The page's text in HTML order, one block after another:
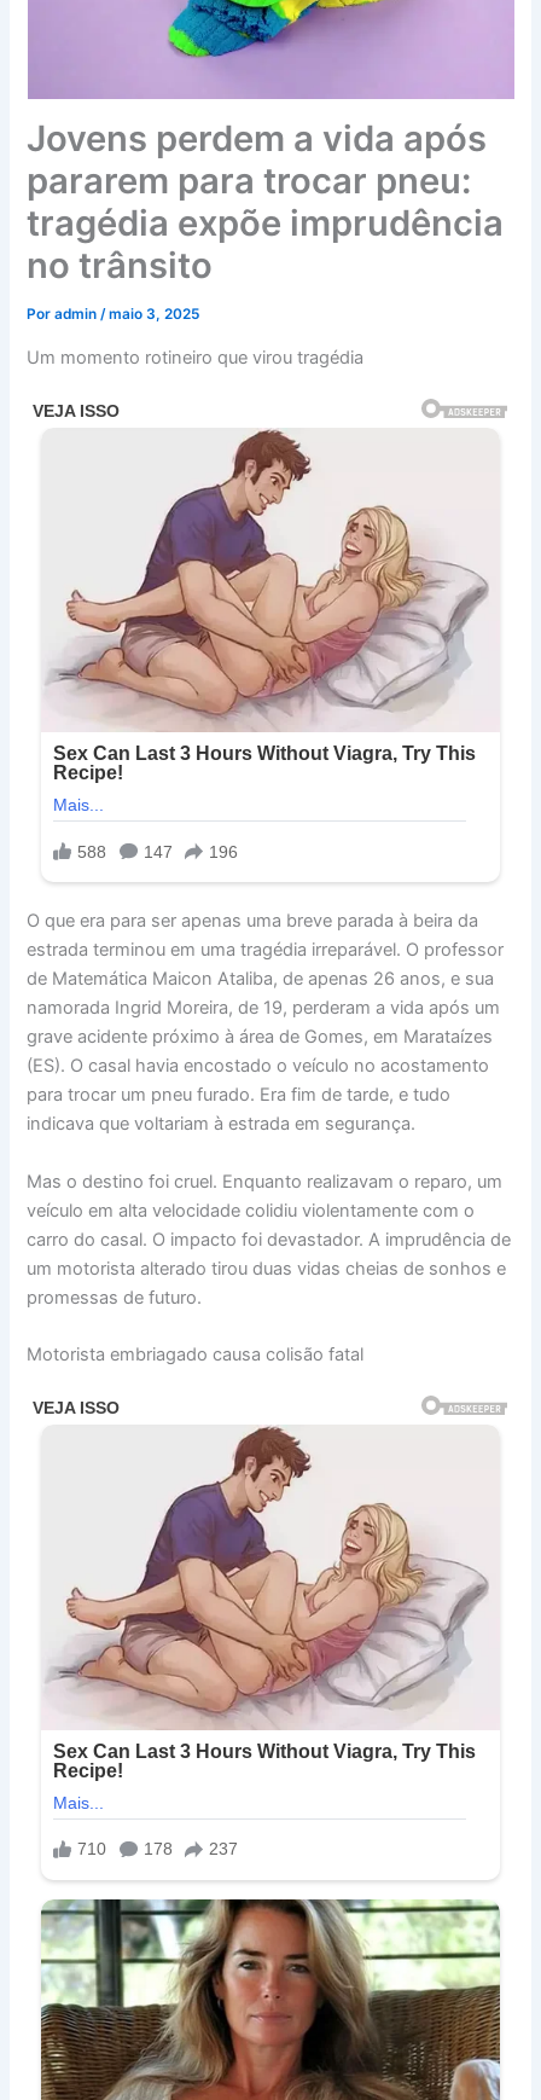
Jovens perdem a vida após
pararem para trocar pneu:
tragédia expõe imprudência
no trânsito
Poradmin/maio 3, 2025
Um momento rotineiro que virou tragédia
O que era para ser apenas uma breve parada à beira da
estrada terminou em uma tragédia irreparável. O professor
de Matemática Maicon Ataliba, de apenas 26 anos, e sua
namorada Ingrid Moreira, de 19, perderam a vida após um
grave acidente próximo à área de Gomes, em Marataízes
(ES). O casal havia encostado o veículo no acostamento
para trocar um pneu furado. Era fim de tarde, e tudo
indicava que voltariam à estrada em segurança.
Mas o destino foi cruel. Enquanto realizavam o reparo, um
veículo em alta velocidade colidiu violentamente com o
carro do casal. O impacto foi devastador. A imprudência de
um motorista alterado tirou duas vidas cheias de sonhos e
promessas de futuro.
Motorista embriagado causa colisão fatal